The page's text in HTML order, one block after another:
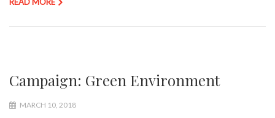
Campaign: Green Environment
MARCH 10, 2018